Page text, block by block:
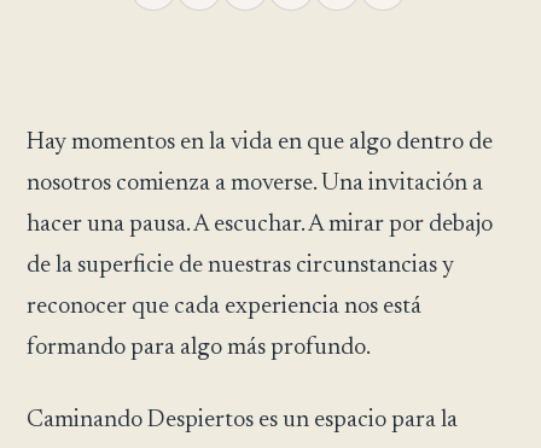
Hay momentos en la vida en que algo dentro de
nosotros comienza a moverse. Una invitación a
hacer una pausa. A escuchar. A mirar por debajo
de la superficie de nuestras circunstancias y
reconocer que cada experiencia nos está
formando para algo más profundo.
Caminando Despiertos es un espacio para la